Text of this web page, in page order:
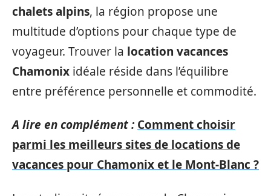
chalets alpins, la région propose une
multitude d’options pour chaque type de
voyageur. Trouver la location vacances
Chamonix idéale réside dans l’équilibre
entre préférence personnelle et commodité.
A lire en complément : Comment choisir
parmi les meilleurs sites de locations de
vacances pour Chamonix et le Mont-Blanc ?